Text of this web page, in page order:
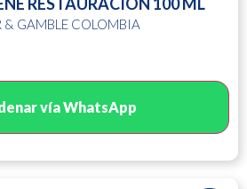
GAMBLE COLOMBIA
vía WhatsApp